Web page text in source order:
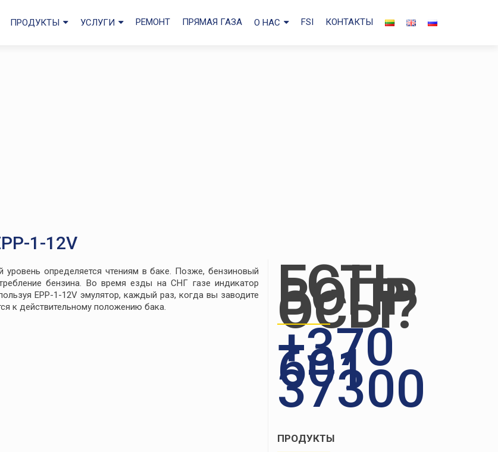
ПРОДУКТЫ УСЛУГИ РЕМОНТ ПРЯМАЯ ГАЗА О НАС FSI КОНТАКТЫ
1-12V
определяется чтениям в баке. Позже, бензиновый
бензина. Во время езды на СНГ газе индикатор
EPP-1-12V эмулятор, каждый раз, когда вы заводите
к действительному положению бака.
ЕСТЬ
ВОПР
ОСЫ?
+370
601
37300
ПРОДУКТЫ